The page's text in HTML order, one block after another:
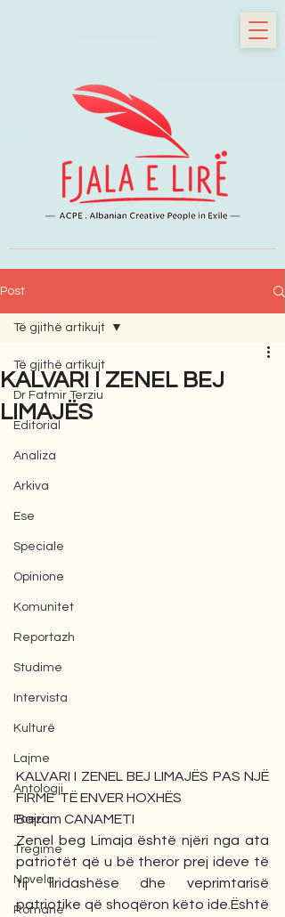
Post
Të gjithë artikujt
Dr Fatmir Terziu
Editorial
Analiza
Arkiva
Ese
Speciale
Opinione
Komunitet
Reportazh
Studime
Intervista
Kulturë
Lajme
Antologji
Poezi
Tregime
Novela
Romane
Të gjithë artikujt
KALVARI I ZENEL BEJ
LIMAJËS
KALVARI I ZENEL BEJ LIMAJËS PAS NJË
FIRME  TË ENVER HOXHËS
Bajram CANAMETI
Zenel beg Limaja është njëri nga ata
patriotët që u bë theror prej ideve të
tij liridashëse dhe veprimtarisë
patriotike që shoqëron këto ide.Është